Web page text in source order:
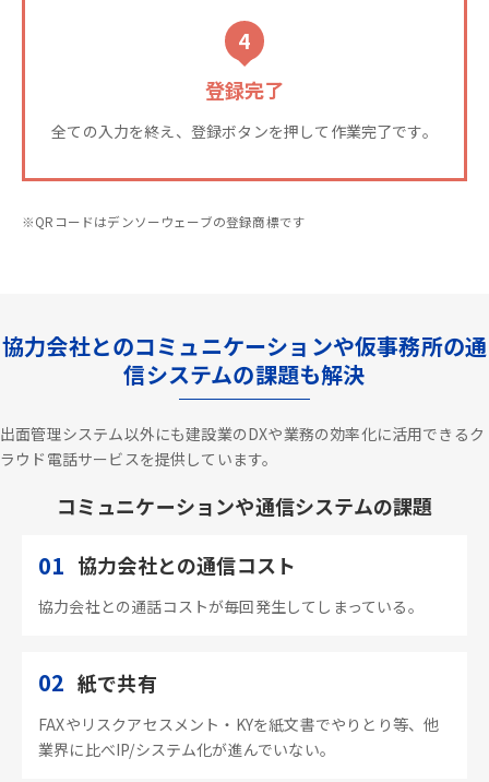
4
登録完了
全ての入力を終え、登録ボタンを押して作業完了です。
※QRコードはデンソーウェーブの登録商標です
協力会社とのコミュニケーションや仮事務所の通
信システムの課題も解決
出面管理システム以外にも建設業のDXや業務の効率化に活用できるク
ラウド電話サービスを提供しています。
コミュニケーションや通信システムの課題
01 協力会社との通信コスト
協力会社との通話コストが毎回発生してしまっている。
02 紙で共有
FAXやリスクアセスメント・KYを紙文書でやりとり等、他
業界に比べIP/システム化が進んでいない。